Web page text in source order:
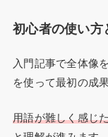
初心者の使い方
入門記事で全体像
を使って最初の成
用語が難しく感じ